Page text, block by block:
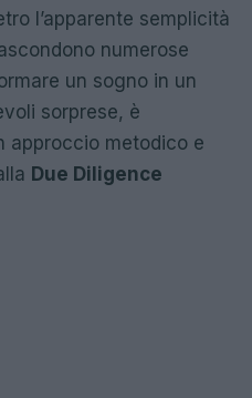
l’apparente semplicità
numerose
un sogno in un
sorprese, è
approccio metodico e
Due Diligence